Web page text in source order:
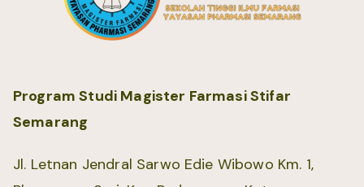
Program Studi Magister Farmasi Stifar
Semarang
Jl. Letnan Jendral Sarwo Edie Wibowo Km. 1,